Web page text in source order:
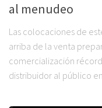
al menudeo
Las colocaciones de
arriba de la venta
comercialización
distribuidor al público